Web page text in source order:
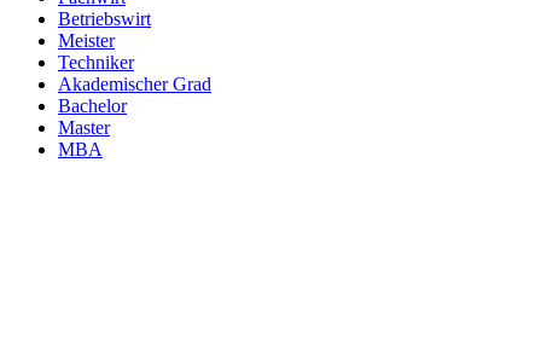
Betriebswirt
Meister
Techniker
Akademischer Grad
Bachelor
Master
MBA